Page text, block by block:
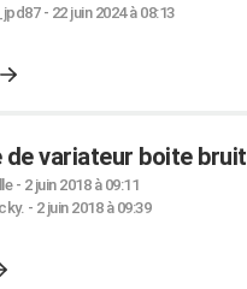
- 22 juin 2024 à 08:13
de variateur boite
- 2 juin 2018 à 09:11
- 2 juin 2018 à 09:39